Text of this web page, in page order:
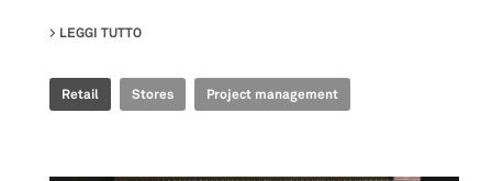
LEGGI TUTTO
Retail Stores Project management